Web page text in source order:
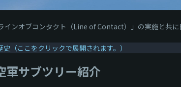
インオブコンタクト（Line of Contact）」の実施と共
（ここをクリックで展開されます。）
軍サブツリー紹介